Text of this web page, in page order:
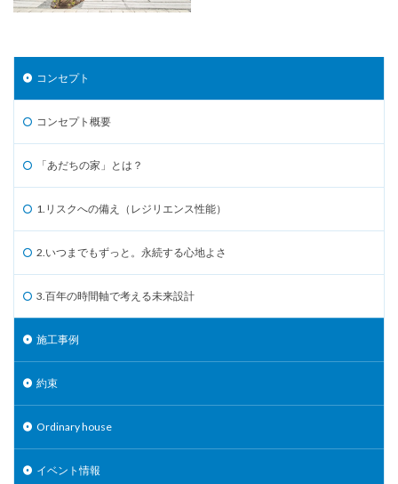
コンセプト
コンセプト概要
「あだちの家」とは？
1.リスクへの備え（レジリエンス性能）
2.いつまでもずっと。永続する心地よさ
3.百年の時間軸で考える未来設計
施工事例
約束
Ordinary house
イベント情報